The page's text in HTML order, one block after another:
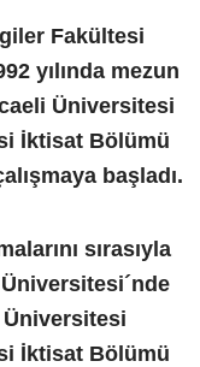
Fakültesi
yılında mezun
Üniversitesi
İktisat Bölümü
başladı.
sırasıyla
Üniversitesi
İktisat Bölümü